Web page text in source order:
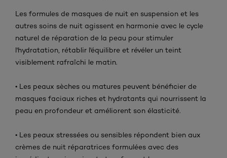
Les formules de masques de nuit en suspension et les
autres soins de nuit agissent en harmonie avec le cycle
naturel de réparation de la peau pour stimuler
l'hydratation, rétablir l'équilibre et révéler un teint
visiblement rafraîchi le matin.
• Les peaux sèches ou matures peuvent bénéficier de
masques faciaux riches et hydratants qui nourrissent la
peau en profondeur et améliorent son élasticité.
• Les peaux stressées ou sensibles répondent bien aux
crèmes de nuit réparatrices formulées avec des